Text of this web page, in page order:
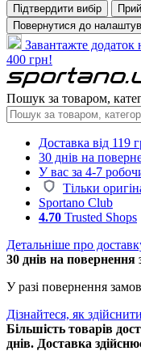
Підтвердити вибір
Повернутися до
Завантажте додаток
400 грн!
Пошук за товаром,
Доставка від 119
30 днів на
У вас за 4-7
Тільки
Sportano Club
4.70 Trusted Shops
Детальніше про
30 днів на
У разі повернення
Дізнайтеся, як
Більшість товарів
днів. Доставка